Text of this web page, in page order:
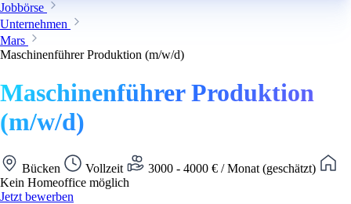
Jobbörse
Unternehmen
Mars
Maschinenführer Produktion (m/w/d)
Maschinenführer Produktion
(m/w/d)
Bücken Vollzeit
3000 - 4000 € / Monat (geschätzt)
Kein Homeoffice möglich
Jetzt bewerben